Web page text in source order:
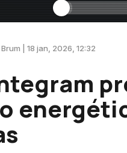
| 18 jan, 2026, 12:32